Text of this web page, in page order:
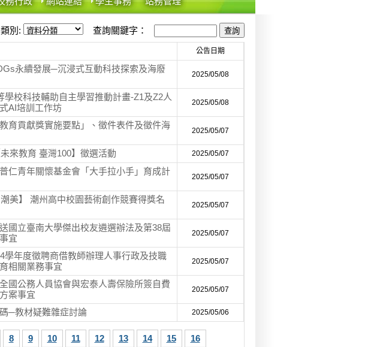
類別: 查詢關鍵字：
公告日期
永續發展─沉浸式互動科技探索及海廢
2025/05/08
學校科技輔助自主學習推動計畫-Z1及Z2人
AI培訓工作坊
2025/05/08
教育貢獻獎實施要點」、徵件表件及徵件海
2025/05/07
來教育 臺灣100】徵選活動 2025/05/07
仁青年關懷基金會「大手拉小手」育成計
2025/05/07
美】 潮州高中校園藝術創作競賽得獎名
2025/05/07
國立臺南大學傑出校友遴選辦法及第38屆
宜
2025/05/07
學年度徵聘商借教師辦理人事行政及技職
相關業務事宜
2025/05/07
國公務人員協會與宏泰人壽保險所簽自費
案事宜
2025/05/07
─教材疑難雜症討論 2025/05/06
8 9 10 11 12 13 14 15 16